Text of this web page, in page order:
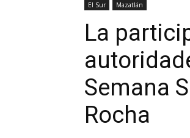
El Sur Mazatlán
La
Semana
Rocha